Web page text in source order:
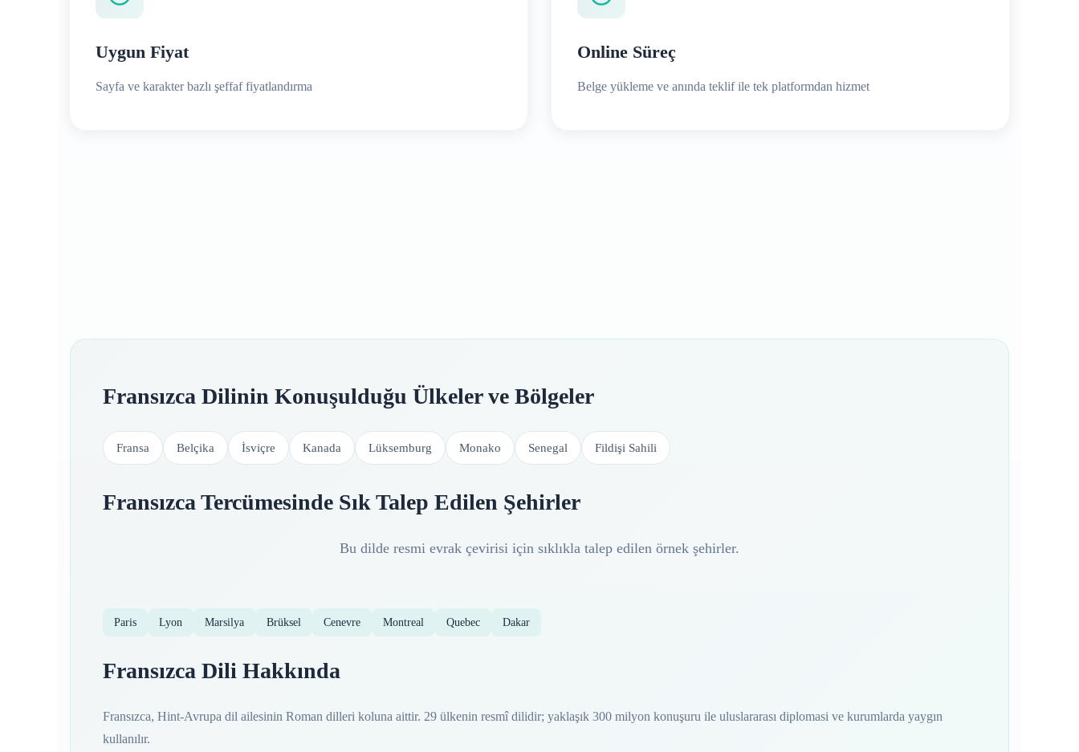
Uygun Fiyat
Sayfa ve karakter bazlı şeffaf fiyatlandırma
Online Süreç
Belge yükleme ve anında teklif ile tek platformdan hizmet
Fransızca Dilinin Konuşulduğu Ülkeler ve Bölgeler
Fransa Belçika İsviçre Kanada Lüksemburg Monako Senegal Fildişi Sahili
Fransızca Tercümesinde Sık Talep Edilen Şehirler
Bu dilde resmi evrak çevirisi için sıklıkla talep edilen örnek şehirler.
Paris Lyon Marsilya Brüksel Cenevre Montreal Quebec Dakar
Fransızca Dili Hakkında
Fransızca, Hint-Avrupa dil ailesinin Roman dilleri koluna aittir. 29 ülkenin resmî dilidir; yaklaşık 300 milyon konuşuru ile uluslararası diplomasi ve kurumlarda yaygın
kullanılır.